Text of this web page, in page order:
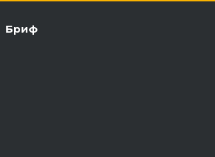
Бриф